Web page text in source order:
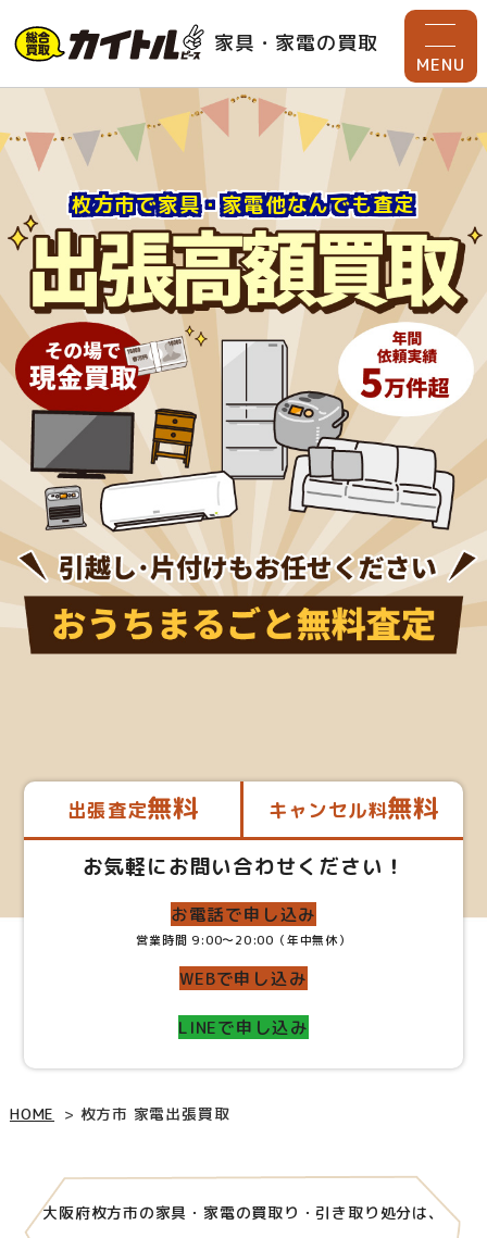
家具・家電の買取
MENU
枚方市で家具・家電他なんでも査定
出張査定無料 キャンセル料無料
お気軽にお問い合わせください！
お電話で申し込み
営業時間 9:00～20:00（年中無休）
WEBで申し込み
LINEで申し込み
HOME 枚方市 家電出張買取
大阪府枚方市の家具・家電の買取り・引き取り処分は、